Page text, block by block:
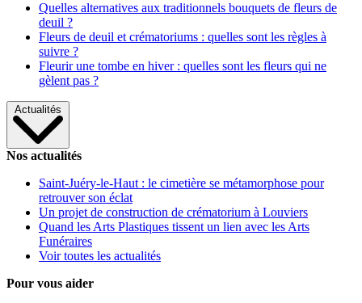
Quelles alternatives aux traditionnels bouquets de fleurs de
deuil ?
Fleurs de deuil et crématoriums : quelles sont les règles à
suivre ?
Fleurir une tombe en hiver : quelles sont les fleurs qui ne
gèlent pas ?
Actualités
Nos actualités
Saint-Juéry-le-Haut : le cimetière se métamorphose pour
retrouver son éclat
Un projet de construction de crématorium à Louviers
Quand les Arts Plastiques tissent un lien avec les Arts
Funéraires
Voir toutes les actualités
Pour vous aider